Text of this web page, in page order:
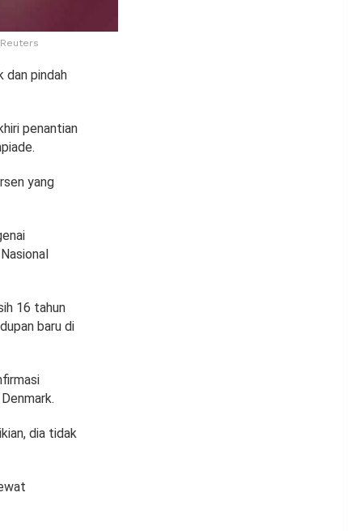
dan pindah
penantian
yang
16 tahun
baru di
dia tidak